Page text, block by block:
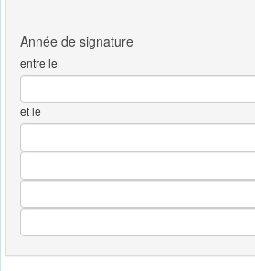
entre le
et le